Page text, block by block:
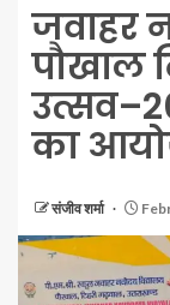
जवाहर
पौखाल
का
संजीव शर्मा